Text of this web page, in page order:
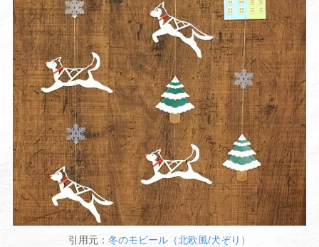
引用元： 冬のモビール（北欧風/犬ぞり）